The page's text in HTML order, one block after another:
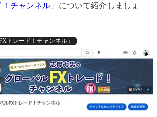
チャンネル」 について紹介しましょ
トレード！チャンネル」